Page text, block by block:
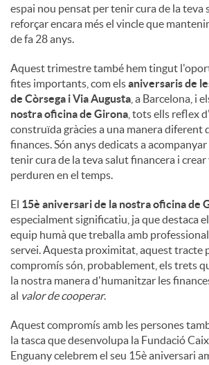
espai nou pensat per tenir cura de la teva
reforçar encara més el vincle que
de fa 28 anys.
Aquest trimestre també hem tingut
fites importants, com elsaniversaris de
de Còrsega i Via Augusta , a Barcelona, ​​i
nostra oficina de Girona , tots ells reflex
construïda gràcies a una manera diferent
finances. Són anys dedicats a
tenir cura de la teva salut financera i crear
perduren en el temps.
El 15è aniversari de la nostra oficina de
especialment significatiu, ja que destaca
equip humà que treballa amb
servei. Aquesta proximitat, aquest tracte
compromís són, probablement, els trets
la nostra manera d'humanitzar les
al valor de cooperar.
Aquest compromís amb les persones
la tasca que desenvolupa la Fundació
Enguany celebrem el seu 15è aniversari